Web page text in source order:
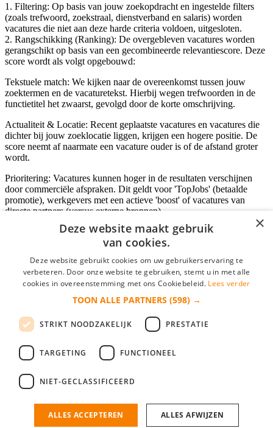
1. Filtering: Op basis van jouw zoekopdracht en ingestelde filters
(zoals trefwoord, zoekstraal, dienstverband en salaris) worden
vacatures die niet aan deze harde criteria voldoen, uitgesloten.
2. Rangschikking (Ranking): De overgebleven vacatures worden
gerangschikt op basis van een gecombineerde relevantiescore. Deze
score wordt als volgt opgebouwd:
Tekstuele match: We kijken naar de overeenkomst tussen jouw
zoektermen en de vacaturetekst. Hierbij wegen trefwoorden in de
functietitel het zwaarst, gevolgd door de korte omschrijving.
Actualiteit & Locatie: Recent geplaatste vacatures en vacatures die
dichter bij jouw zoeklocatie liggen, krijgen een hogere positie. De
score neemt af naarmate een vacature ouder is of de afstand groter
wordt.
Prioritering: Vacatures kunnen hoger in de resultaten verschijnen
door commerciële afspraken. Dit geldt voor 'TopJobs' (betaalde
promotie), werkgevers met een actieve 'boost' of vacatures van
directe partners (versus externe bronnen).
Inloggen als bedrijf
*
login gegevens onthouden
login
Bedrijf aanmelden
nieuwe collega/werknemer zo gevonden!
×
Deze website maakt gebruik
van cookies.
Deze website gebruikt cookies om uw gebruikerservaring te
verbeteren. Door onze website te gebruiken, stemt u in met alle
cookies in overeenstemming met ons Cookiebeleid. Lees verder
TOON ALLE PARTNERS (598) →
STRIKT NOODZAKELIJK PRESTATIE
TARGETING FUNCTIONEEL
NIET-GECLASSIFICEERD
ALLES ACCEPTEREN ALLES AFWIJZEN